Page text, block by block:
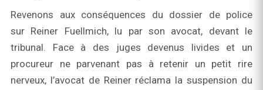
Revenons aux conséquences du dossier de police
sur Reiner Fuellmich, lu par son avocat, devant le
tribunal. Face à des juges devenus livides et un
procureur ne parvenant pas à retenir un petit rire
nerveux, l’avocat de Reiner réclama la suspension du